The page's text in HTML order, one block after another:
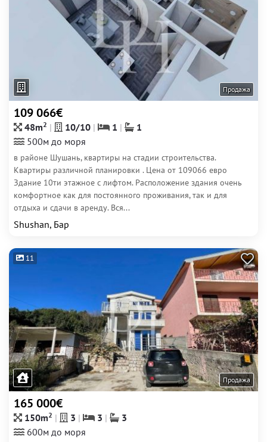
Продажа
109 066€
48m2 10/10 1
1
500м до моря
в районе Шушань, квартиры на стадии строительства.
Квартиры различной планировки . Цена от 109066 евро
Здание 10ти этажное с лифтом. Расположение здания очень
комфортное как для постоянного проживания, так и для
отдыха и сдачи в аренду. Вся...
Shushan, Бар
11
Продажа
165 000€
150m2 3 3
3
600м до моря